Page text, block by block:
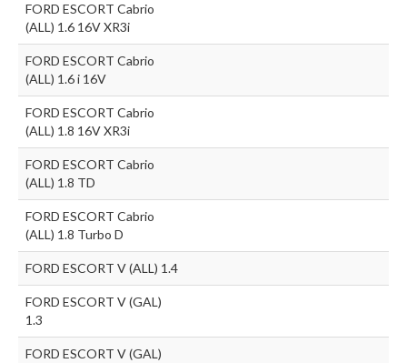
FORD ESCORT Cabrio
(ALL) 1.6 16V XR3i
FORD ESCORT Cabrio
(ALL) 1.6 i 16V
FORD ESCORT Cabrio
(ALL) 1.8 16V XR3i
FORD ESCORT Cabrio
(ALL) 1.8 TD
FORD ESCORT Cabrio
(ALL) 1.8 Turbo D
FORD ESCORT V (ALL) 1.4
FORD ESCORT V (GAL)
1.3
FORD ESCORT V (GAL)